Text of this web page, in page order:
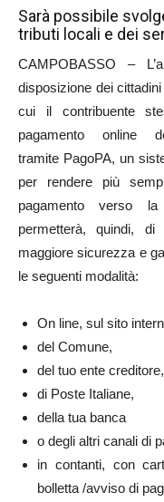
Sarà possibile
tributi locali e dei
CAMPOBASSO –
disposizione dei
cui il contribuente
pagamento
tramite PagoPA, un
per rendere più
pagamento verso la
permetterà, quindi,
maggiore sicurezza e
le seguenti modalità:
On line, sul sito
del Comune,
del tuo ente creditore,
di Poste Italiane,
della tua banca
o degli altri canali di
in contanti, con
bolletta /avviso di